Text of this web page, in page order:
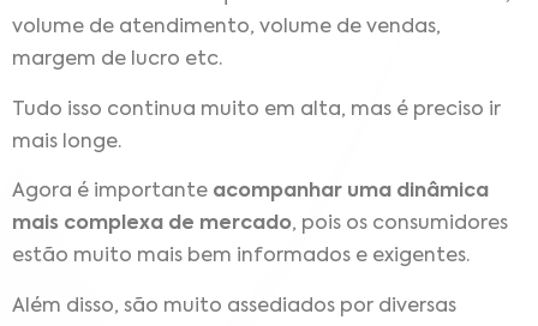
volume de atendimento, volume de vendas,
margem de lucro etc.
Tudo isso continua muito em alta, mas é preciso ir
mais longe.
Agora é importante acompanhar uma dinâmica
mais complexa de mercado, pois os consumidores
estão muito mais bem informados e exigentes.
Além disso, são muito assediados por diversas